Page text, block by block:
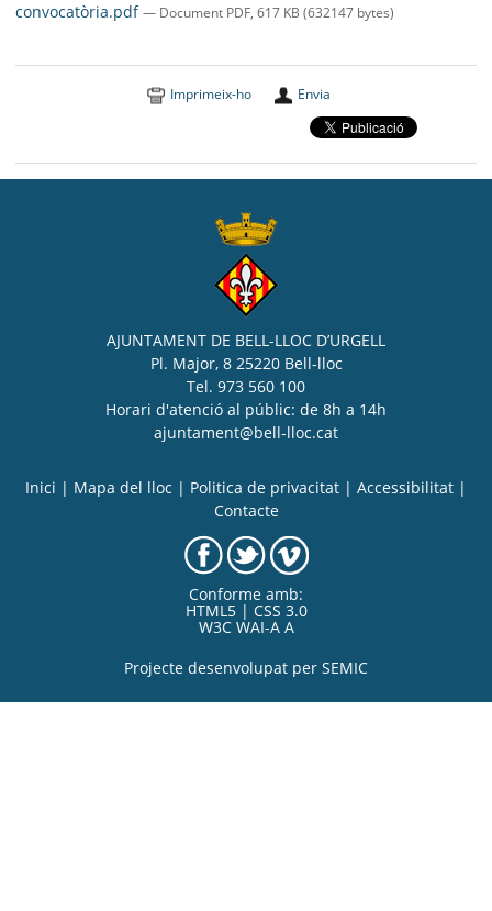
convocatòria.pdf— Document PDF, 617 KB (632147 bytes)
Imprimeix-ho Envia
AJUNTAMENT DE BELL-LLOC D’URGELL
Pl. Major, 8 25220 Bell-lloc
Tel. 973 560 100
Horari d'atenció al públic: de 8h a 14h
ajuntament@bell-lloc.cat
Inici Mapa del lloc Politica de privacitat Accessibilitat
Contacte
Conforme amb:
HTML5 | CSS 3.0
W3C WAI-A A
Projecte desenvolupat per SEMIC